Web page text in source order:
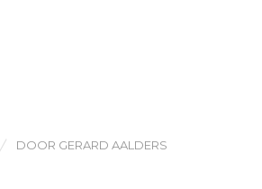
/ DOOR GERARD AALDERS